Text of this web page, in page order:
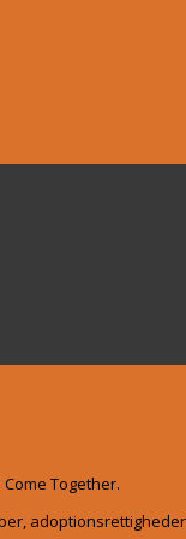
Together.